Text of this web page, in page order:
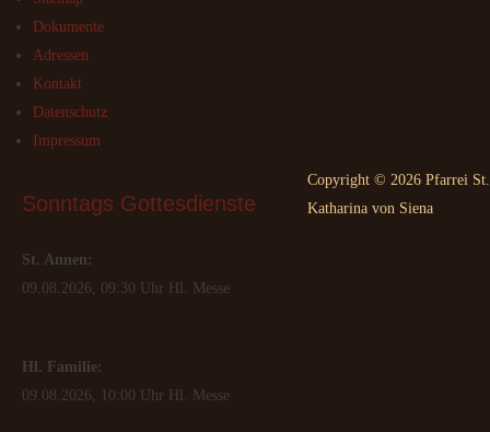
Dokumente
Adressen
Kontakt
Datenschutz
Impressum
Sonntags Gottesdienste
St. Annen:
09.08.2026, 09:30 Uhr Hl. Messe
Hl. Familie:
09.08.2026, 10:00 Uhr Hl. Messe
Copyright © 2026 Pfarrei St.
Katharina von Siena